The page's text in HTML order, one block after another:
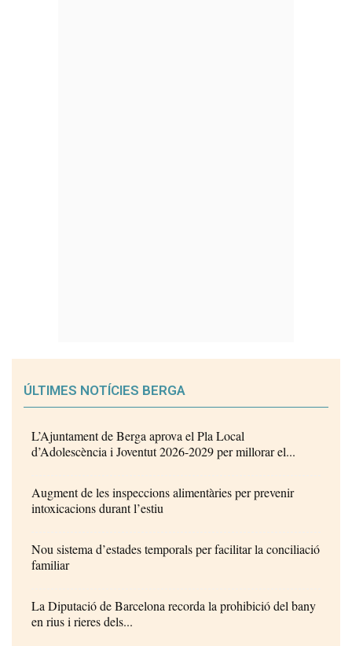
ÚLTIMES NOTÍCIES BERGA
L’Ajuntament de Berga aprova el Pla Local
d’Adolescència i Joventut 2026-2029 per millorar el...
Augment de les inspeccions alimentàries per prevenir
intoxicacions durant l’estiu
Nou sistema d’estades temporals per facilitar la conciliació
familiar
La Diputació de Barcelona recorda la prohibició del bany
en rius i rieres dels...